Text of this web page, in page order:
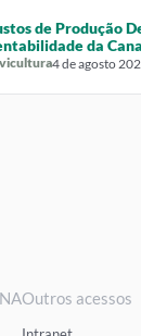
de Produção
da
4 de agosto
Outros acessos